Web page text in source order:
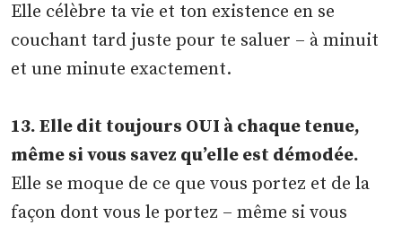
Elle célèbre ta vie et ton existence en se
couchant tard juste pour te saluer – à minuit
et une minute exactement.
13. Elle dit toujours OUI à chaque tenue,
même si vous savez qu’elle est démodée.
Elle se moque de ce que vous portez et de la
façon dont vous le portez – même si vous